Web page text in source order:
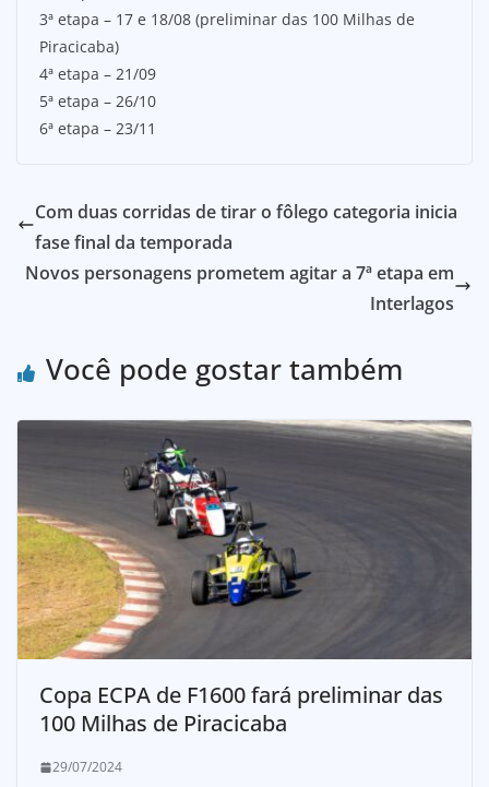
3ª etapa – 17 e 18/08 (preliminar das 100 Milhas de
Piracicaba)
4ª etapa – 21/09
5ª etapa – 26/10
6ª etapa – 23/11
Com duas corridas de tirar o fôlego categoria inicia
fase final da temporada
Novos personagens prometem agitar a 7ª etapa em
Interlagos
Você pode gostar também
Copa ECPA de F1600 fará preliminar das
100 Milhas de Piracicaba
29/07/2024